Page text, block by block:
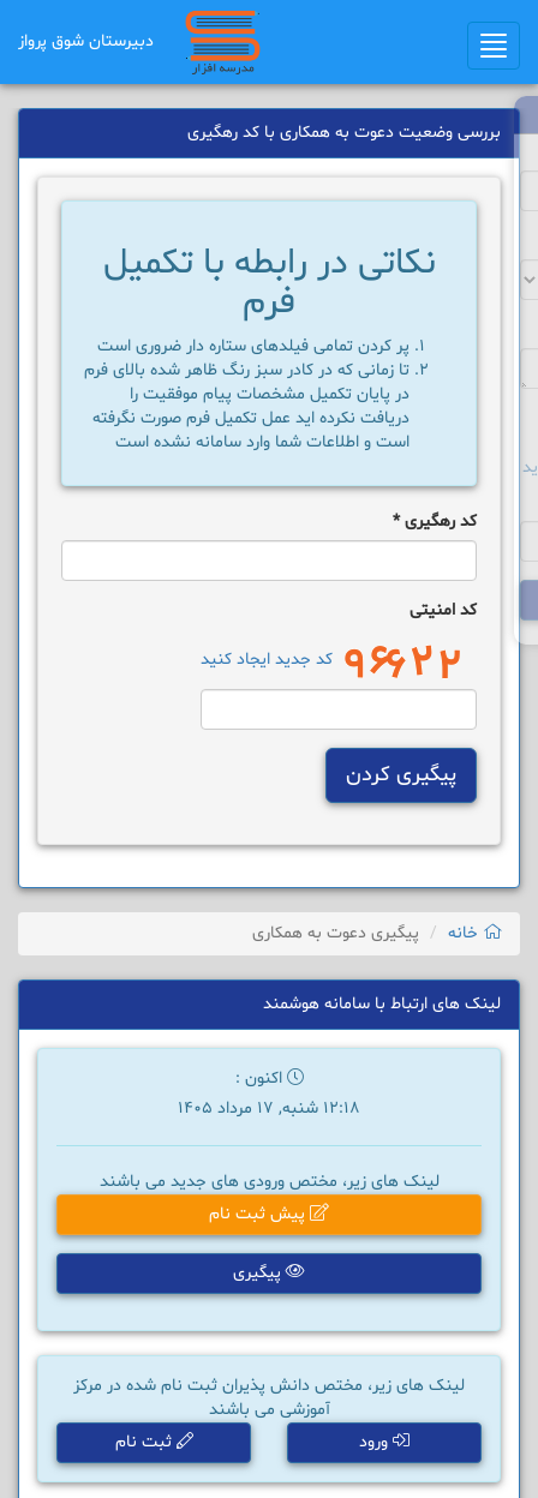
Toggle
navigation
دبیرستان شوق ﭘرواز
بررسی وضعیت دعوت به همکاری با کد رهگیری
نکاتی در رابطه با تکمیل
فرم
پر کردن تمامی فیلدهای ستاره دار ضروری است
تا زمانی که در کادر سبز رنگ ظاهر شده بالای فرم
در پایان تکمیل مشخصات پیام موفقیت را
دریافت نکرده اید عمل تکمیل فرم صورت نگرفته
است و اطلاعات شما وارد سامانه نشده است
کد رهگیری*
کد امنیتی
کد جدید ایجاد کنید
پیگیری کردن
خانه پیگیری دعوت به همکاری
لینک های ارتباط با سامانه هوشمند
اکنون :
12:18 شنبه, 17 مرداد 1405
لینک های زیر، مختص ورودی های جدید می باشند
پیش ثبت نام
پیگیری
لینک های زیر، مختص دانش پذیران ثبت نام شده در مرکز
آموزشی می باشند
ورود
ثبت نام